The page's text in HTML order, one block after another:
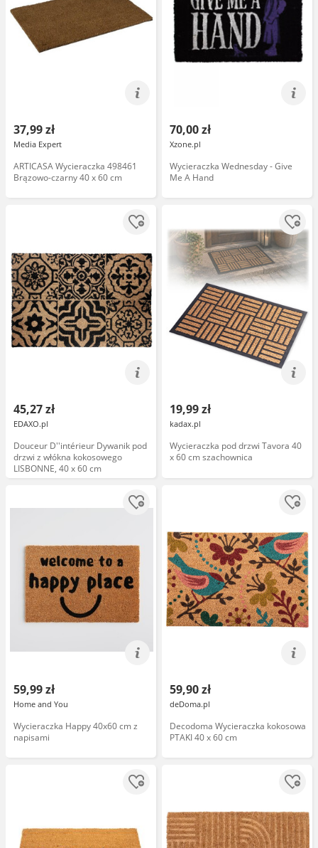
37,99 zł
Media Expert
ARTICASA Wycieraczka 498461
Brązowo-czarny 40 x 60 cm
70,00 zł
Xzone.pl
Wycieraczka Wednesday - Give
Me A Hand
45,27 zł
EDAXO.pl
Douceur D''intérieur Dywanik pod
drzwi z włókna kokosowego
LISBONNE, 40 x 60 cm
19,99 zł
kadax.pl
Wycieraczka pod drzwi Tavora 40
x 60 cm szachownica
59,99 zł
Home and You
Wycieraczka Happy 40x60 cm z
napisami
59,90 zł
deDoma.pl
Decodoma Wycieraczka kokosowa
PTAKI 40 x 60 cm